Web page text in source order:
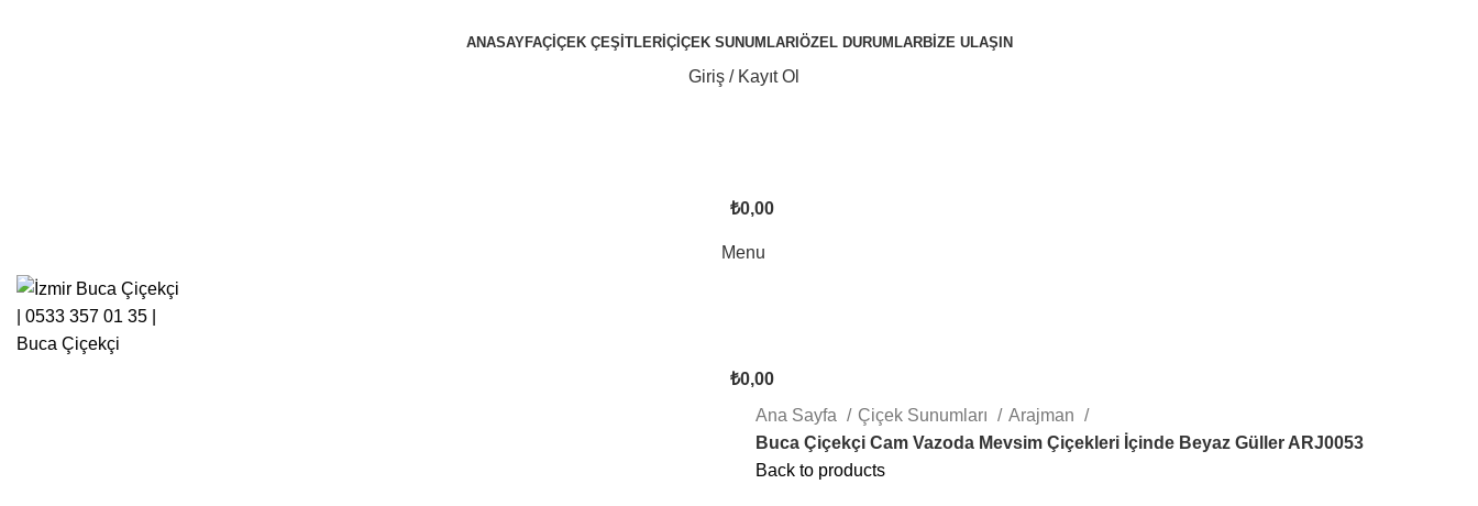
ANASAYFAÇIÇEK ÇEŞITLERI ÇIÇEK SUNUMLARI ÖZEL DURUMLARBIZE ULAŞIN
Giriş / Kayıt Ol
₺0,00
Menu
₺0,00
Ana Sayfa Çiçek Sunumları
Arajman
Buca Çiçekçi Cam Vazoda Mevsim Çiçekleri İçinde Beyaz Güller ARJ0053
Back to products